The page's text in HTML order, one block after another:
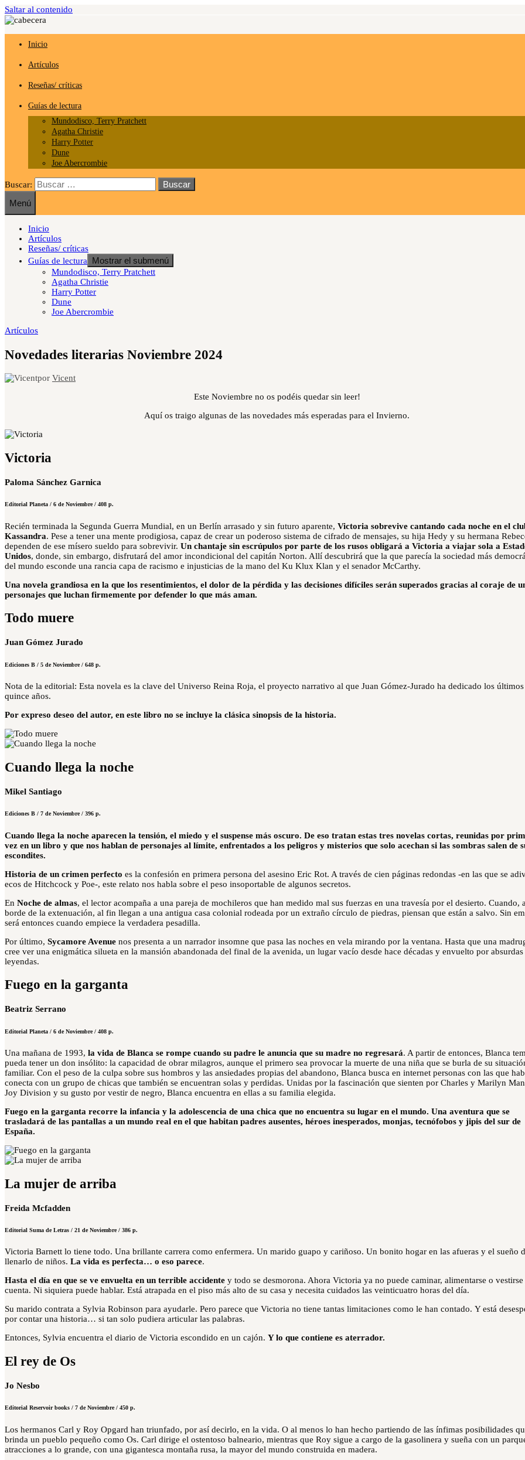
Saltar al contenido
Inicio
Artículos
Reseñas/ críticas
Guías de lectura
Mundodisco, Terry Pratchett
Agatha Christie
Harry Potter
Dune
Joe Abercrombie
Buscar:
Menú
Inicio
Artículos
Reseñas/ críticas
Guías de lectura
Mostrar el submenú
Mundodisco, Terry Pratchett
Agatha Christie
Harry Potter
Dune
Joe Abercrombie
Artículos
Novedades literarias Noviembre 2024
por Vicent
Este Noviembre no os podéis quedar sin leer!
Aquí os traigo algunas de las novedades más esperadas para el Invierno.
Victoria
Paloma Sánchez Garnica
Editorial Planeta / 6 de Noviembre / 408 p.
Recién terminada la Segunda Guerra Mundial, en un Berlín arrasado y sin futuro aparente, Victoria sobrevive cantando cada noche en el
Kassandra. Pese a tener una mente prodigiosa, capaz de crear un poderoso sistema de cifrado de mensajes, su hija Hedy y su hermana
dependen de ese mísero sueldo para sobrevivir. Un chantaje sin escrúpulos por parte de los rusos obligará a Victoria a viajar sola a
Unidos, donde, sin embargo, disfrutará del amor incondicional del capitán Norton. Allí descubrirá que la que parecía la sociedad más
del mundo esconde una rancia capa de racismo e injusticias de la mano del Ku Klux Klan y el senador McCarthy.
Una novela grandiosa en la que los resentimientos, el dolor de la pérdida y las decisiones difíciles serán superados gracias al coraje de
personajes que luchan firmemente por defender lo que más aman.
Todo muere
Juan Gómez Jurado
Ediciones B / 5 de Noviembre / 648 p.
Nota de la editorial: Esta novela es la clave del Universo Reina Roja, el proyecto narrativo al que Juan Gómez-Jurado ha dedicado los últimos
quince años.
Por expreso deseo del autor, en este libro no se incluye la clásica sinopsis de la historia.
Cuando llega la noche
Mikel Santiago
Ediciones B / 7 de Noviembre / 396 p.
Cuando llega la noche aparecen la tensión, el miedo y el suspense más oscuro. De eso tratan estas tres novelas cortas, reunidas por
vez en un libro y que nos hablan de personajes al límite, enfrentados a los peligros y misterios que solo acechan si las sombras salen de
escondites.
Historia de un crimen perfecto es la confesión en primera persona del asesino Eric Rot. A través de cien páginas redondas -en las que se
ecos de Hitchcock y Poe-, este relato nos habla sobre el peso insoportable de algunos secretos.
En Noche de almas, el lector acompaña a una pareja de mochileros que han medido mal sus fuerzas en una travesía por el desierto. Cuando,
borde de la extenuación, al fin llegan a una antigua casa colonial rodeada por un extraño círculo de piedras, piensan que están a salvo. Sin
será entonces cuando empiece la verdadera pesadilla.
Por último, Sycamore Avenue nos presenta a un narrador insomne que pasa las noches en vela mirando por la ventana. Hasta que una
cree ver una enigmática silueta en la mansión abandonada del final de la avenida, un lugar vacío desde hace décadas y envuelto por absurdas
leyendas.
Fuego en la garganta
Beatriz Serrano
Editorial Planeta / 6 de Noviembre / 408 p.
Una mañana de 1993, la vida de Blanca se rompe cuando su padre le anuncia que su madre no regresará. A partir de entonces, Blanca
pueda tener un don insólito: la capacidad de obrar milagros, aunque el primero sea provocar la muerte de una niña que se burla de su
familiar. Con el peso de la culpa sobre sus hombros y las ansiedades propias del abandono, Blanca busca en internet personas con las que
conecta con un grupo de chicas que también se encuentran solas y perdidas. Unidas por la fascinación que sienten por Charles y Marilyn
Joy Division y su gusto por vestir de negro, Blanca encuentra en ellas a su familia elegida.
Fuego en la garganta recorre la infancia y la adolescencia de una chica que no encuentra su lugar en el mundo. Una aventura que se
trasladará de las pantallas a un mundo real en el que habitan padres ausentes, héroes inesperados, monjas, tecnófobos y jipis del sur de
España.
La mujer de arriba
Freida Mcfadden
Editorial Suma de Letras / 21 de Noviembre / 386 p.
Victoria Barnett lo tiene todo. Una brillante carrera como enfermera. Un marido guapo y cariñoso. Un bonito hogar en las afueras y el sueño
llenarlo de niños. La vida es perfecta… o eso parece.
Hasta el día en que se ve envuelta en un terrible accidente y todo se desmorona. Ahora Victoria ya no puede caminar, alimentarse o vestirse
cuenta. Ni siquiera puede hablar. Está atrapada en el piso más alto de su casa y necesita cuidados las veinticuatro horas del día.
Su marido contrata a Sylvia Robinson para ayudarle. Pero parece que Victoria no tiene tantas limitaciones como le han contado. Y está
por contar una historia… si tan solo pudiera articular las palabras.
Entonces, Sylvia encuentra el diario de Victoria escondido en un cajón. Y lo que contiene es aterrador.
El rey de Os
Jo Nesbo
Editorial Reservoir books / 7 de Noviembre / 450 p.
Los hermanos Carl y Roy Opgard han triunfado, por así decirlo, en la vida. O al menos lo han hecho partiendo de las ínfimas posibilidades
brinda un pueblo pequeño como Os. Carl dirige el ostentoso balneario, mientras que Roy sigue a cargo de la gasolinera y sueña con un
atracciones a lo grande, con una gigantesca montaña rusa, la mayor del mundo construida en madera.